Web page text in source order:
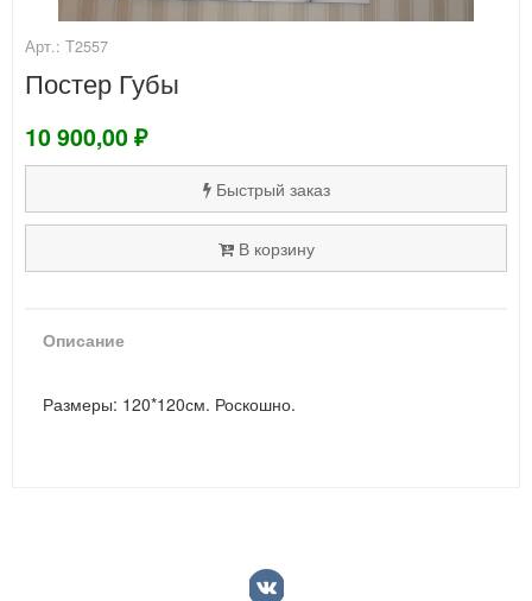
Арт.: Т2557
Постер Губы
10 900,00 ₽
Быстрый заказ
В корзину
Описание
Размеры: 120*120см. Роскошно.